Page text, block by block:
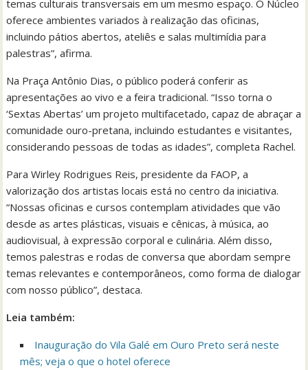
temas culturais transversais em um mesmo espaço. O Núcleo
oferece ambientes variados à realização das oficinas,
incluindo pátios abertos, ateliês e salas multimídia para
palestras”, afirma.
Na Praça Antônio Dias, o público poderá conferir as
apresentações ao vivo e a feira tradicional. “Isso torna o
‘Sextas Abertas’ um projeto multifacetado, capaz de abraçar a
comunidade ouro-pretana, incluindo estudantes e visitantes,
considerando pessoas de todas as idades”, completa Rachel.
Para Wirley Rodrigues Reis, presidente da FAOP, a
valorização dos artistas locais está no centro da iniciativa.
“Nossas oficinas e cursos contemplam atividades que vão
desde as artes plásticas, visuais e cênicas, à música, ao
audiovisual, à expressão corporal e culinária. Além disso,
temos palestras e rodas de conversa que abordam sempre
temas relevantes e contemporâneos, como forma de dialogar
com nosso público”, destaca.
Leia também:
Inauguração do Vila Galé em Ouro Preto será neste
mês; veja o que o hotel oferece